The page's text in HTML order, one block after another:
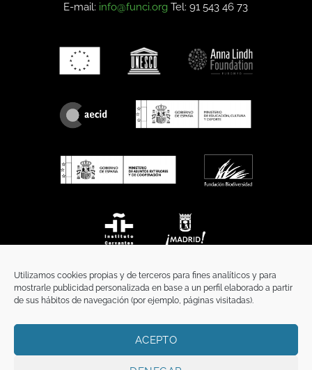
Utilizamos cookies propias y de terceros para fines analíticos y para
mostrarle publicidad personalizada en base a un perfil elaborado a partir
de sus hábitos de navegación (por ejemplo, páginas visitadas).
ACEPTO
E-mail: info@funci.org Tel: 91 543 46 73